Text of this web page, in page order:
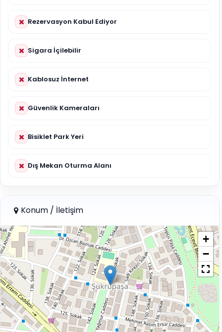
Rezervasyon Kabul Ediyor
Sigara İçilebilir
Kablosuz İnternet
Güvenlik Kameraları
Bisiklet Park Yeri
Dış Mekan Oturma Alanı
Konum / İletişim
+
−